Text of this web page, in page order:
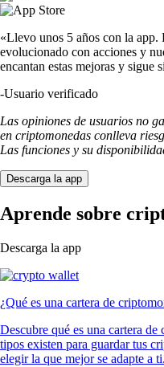
«Llevo unos 5 años con la app.
evolucionado con acciones y
encantan estas mejoras y sigue
-Usuario verificado
Las opiniones de usuarios no
en criptomonedas conlleva
Las funciones y su
Descarga la app
Aprende sobre
Descarga la app
¿Qué es una cartera de
Descubre qué es una cartera
tipos existen para guardar tus
elegir la que mejor se adapte a ti.